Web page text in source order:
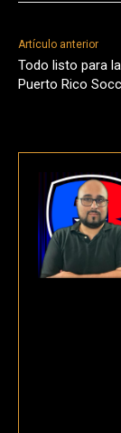
Artículo anterior
Todo listo para
Puerto Rico